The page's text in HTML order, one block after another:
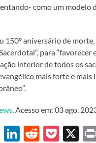
como um modelo
150° aniversário de
para “favorecer
interior de todos os
mais forte e mais
. Acesso em: 03 ago.
EmailLinkedIn
RedditX